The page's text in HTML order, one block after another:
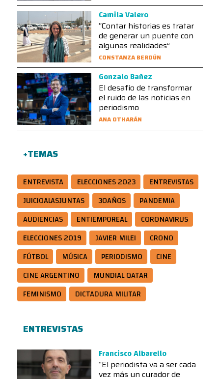
Camila Valero
“Contar historias es tratar
de generar un puente con
algunas realidades”
CONSTANZA BERDÚN
Gonzalo Bañez
El desafío de transformar
el ruido de las noticias en
periodismo
ANA OTHARÁN
+TEMAS
ENTREVISTA ELECCIONES 2023
ENTREVISTAS
JUICIOALASJUNTAS
30AÑOS
PANDEMIA
AUDIENCIAS
ENTIEMPOREAL
CORONAVIRUS
ELECCIONES 2019
JAVIER MILEI
CRONO
FÚTBOL
MÚSICA PERIODISMO
CINE
CINE ARGENTINO
MUNDIAL QATAR
FEMINISMO
DICTADURA MILITAR
ENTREVISTAS
Francisco Albarello
“El periodista va a ser cada
vez más un curador de